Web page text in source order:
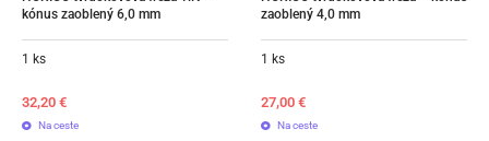
kónus zaoblený 6,0 mm
1 ks
32,20 €
Na ceste
zaoblený 4,0 mm
1 ks
27,00 €
Na ceste